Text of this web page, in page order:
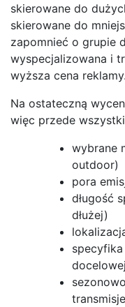
skierowane do
skierowane do
zapomnieć o grupie
wyspecjalizowana i
wyższa cena reklamy.
Na ostateczną
więc przede
wybrane
outdoor)
pora
długość
dłużej)
docelowej